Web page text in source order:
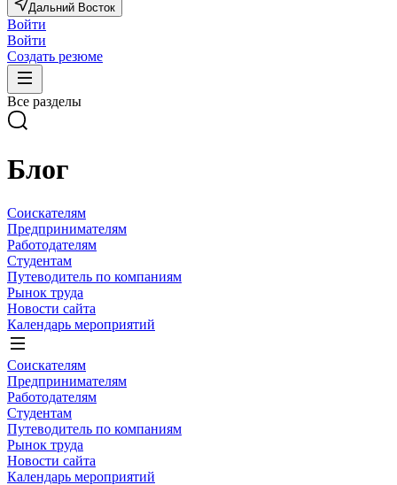
Дальний Восток
Войти
Войти
Создать резюме
Все разделы
Блог
Соискателям
Предпринимателям
Работодателям
Студентам
Путеводитель по компаниям
Рынок труда
Новости сайта
Календарь мероприятий
Соискателям
Предпринимателям
Работодателям
Студентам
Путеводитель по компаниям
Рынок труда
Новости сайта
Календарь мероприятий